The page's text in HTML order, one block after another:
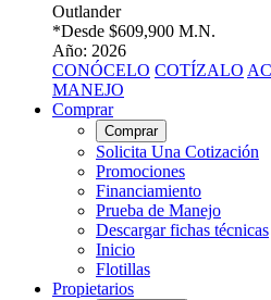
Outlander
*Desde $609,900 M.N.
Año: 2026
CONÓCELO COTÍZALO
MANEJO
Comprar
Comprar
Solicita Una Cotización
Promociones
Financiamiento
Prueba de Manejo
Descargar fichas técnicas
Inicio
Flotillas
Propietarios